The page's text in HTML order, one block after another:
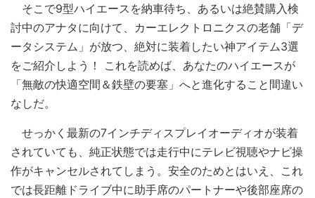
そこで9型ハイエースを納車待ち、あるいは絶賛購入検
討中のアナタに向けて、カーエレクトロニクスの老舗「デ
ータシステム」が放つ、絶対に装着したい神アイテム3選
をご紹介しよう！ これを読めば、あなたのハイエースが
「無敵の快適空間＆鉄壁の要塞」へと進化すること間違い
なしだ。
せっかく最新の7インチディスプレイオーディオが装着
されていても、純正状態では走行中にテレビ視聴やナビ操
作がキャンセルされてしまう。安全のためとはいえ、これ
では長距離ドライブ中に助手席のパートナーや後部座席の